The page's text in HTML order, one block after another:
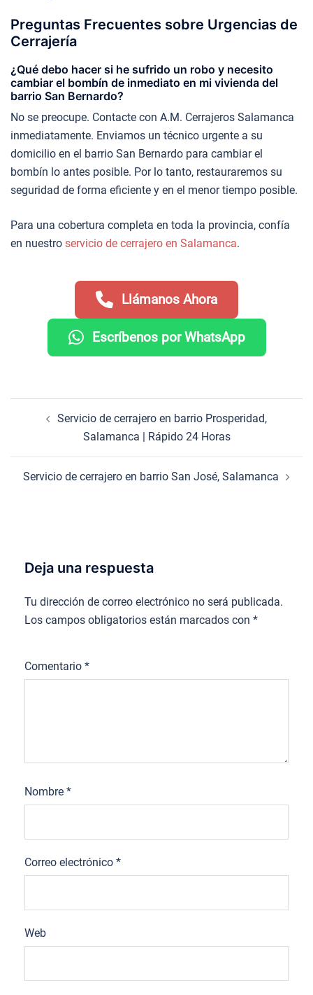
Preguntas Frecuentes sobre Urgencias de
Cerrajería
¿Qué debo hacer si he sufrido un robo y necesito
cambiar el bombín de inmediato en mi vivienda del
barrio San Bernardo?
No se preocupe. Contacte con A.M. Cerrajeros Salamanca
inmediatamente. Enviamos un técnico urgente a su
domicilio en el barrio San Bernardo para cambiar el
bombín lo antes posible. Por lo tanto, restauraremos su
seguridad de forma eficiente y en el menor tiempo posible.
Para una cobertura completa en toda la provincia, confía
en nuestro servicio de cerrajero en Salamanca.
Llámanos Ahora
Escríbenos por WhatsApp
Servicio de cerrajero en barrio Prosperidad,
Salamanca | Rápido 24 Horas
Servicio de cerrajero en barrio San José, Salamanca
Deja una respuesta
Tu dirección de correo electrónico no será publicada.
Los campos obligatorios están marcados con *
Comentario *
Nombre *
Correo electrónico *
Web